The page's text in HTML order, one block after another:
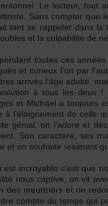
Le lecteur, tout
Sans compter que
tant se rappeler dans
et la culpabilité de
toutes ces
et curieux l'un par
arrivés l'âge adulte,
à tous les deux !
et Michael a toujours
à l'éloignement de celle
génial, on l'adore et
Son caractère, ses
et on souhaite vraiment
est incroyable c'est que
nous captive, on vit
des meurtriers et on
compte du temps qui